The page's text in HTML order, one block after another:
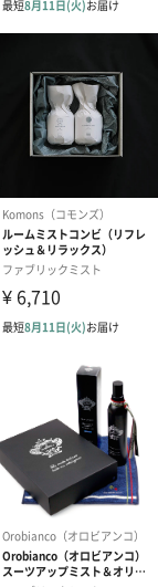
手の届かないと
にならないでく
れ・色抜け（白
に触れる箇所、
。家具や機器な
飲み込んだ場合
ご相談くださ
用を中止し医師
と症状が悪化する
りが変わる場合が